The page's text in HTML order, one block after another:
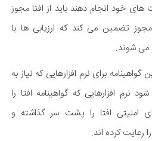
های خود انجام دهند باید از افتا مجوز
تضمین می کند که ارزیابی ها با
می شوند.
گواهینامه برای نرم افزارهایی که نیاز به
نرم افزارهایی که گواهینامه افتا را
امنیتی افتا را پشت سر گذاشته و
رعایت کرده اند.